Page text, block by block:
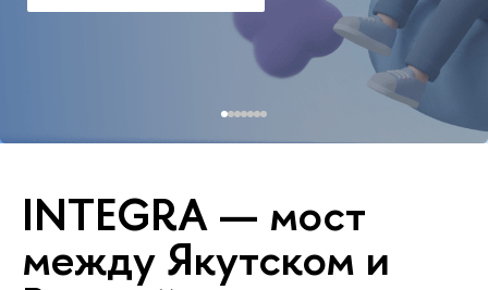
INTEGRA — мост
между Якутском и